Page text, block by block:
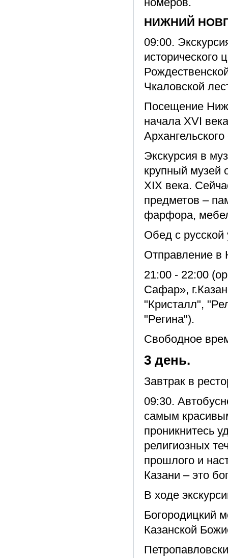
НИЖНИЙ
09:00.
исторического
Чкаловской
Посещение
начала XVI
Экскурсия в
крупный музей
XIX века.
предметов –
фарфора,
Обед с русской
Отправление в
21:00 - 22:00
Сафар»,
"Кристалл",
"Регина").
Свободное
3 день.
Завтрак в
09:30.
самым
проникнитесь
религиозных
прошлого и
Казани – это
В ходе
Богородицкий
Казанской